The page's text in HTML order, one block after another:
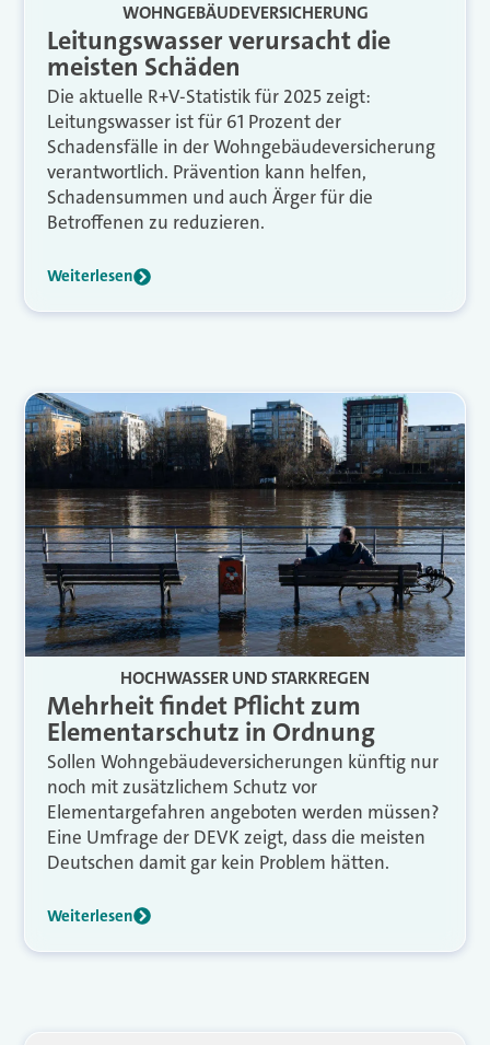
WOHNGEBÄUDEVERSICHERUNG
Leitungswasser verursacht die
meisten Schäden
Die aktuelle R+V-Statistik für 2025 zeigt:
Leitungswasser ist für 61 Prozent der
Schadensfälle in der Wohngebäudeversicherung
verantwortlich. Prävention kann helfen,
Schadensummen und auch Ärger für die
Betroffenen zu reduzieren.
Weiterlesen
HOCHWASSER UND STARKREGEN
Mehrheit findet Pflicht zum
Elementarschutz in Ordnung
Sollen Wohngebäudeversicherungen künftig nur
noch mit zusätzlichem Schutz vor
Elementargefahren angeboten werden müssen?
Eine Umfrage der DEVK zeigt, dass die meisten
Deutschen damit gar kein Problem hätten.
Weiterlesen